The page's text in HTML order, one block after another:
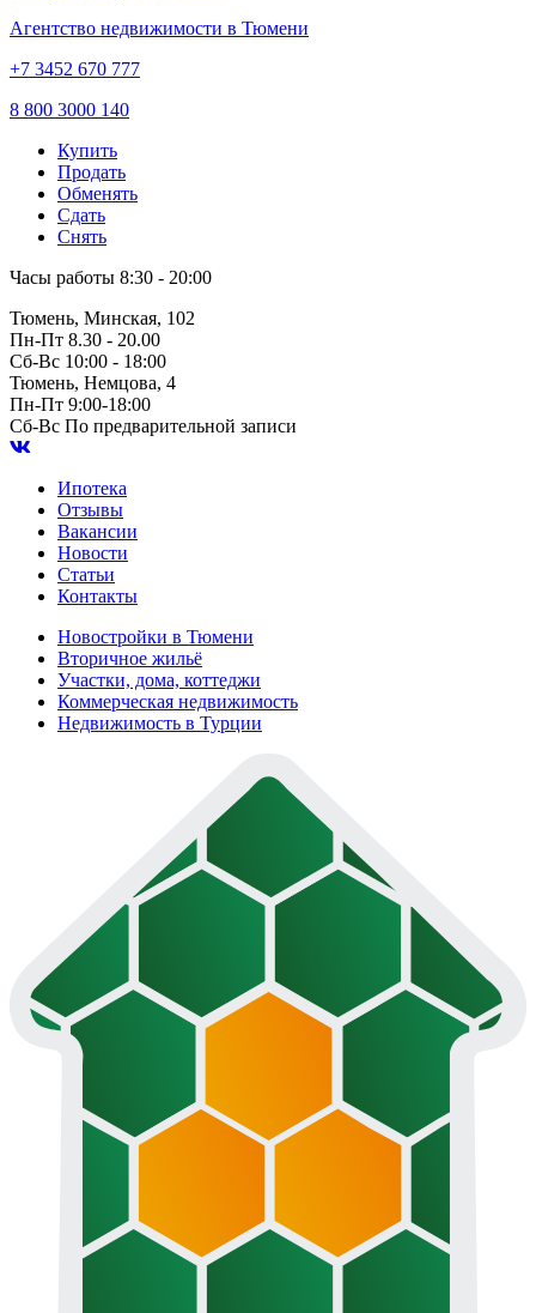
Агентство недвижимости в Тюмени
+7 3452 670 777
8 800 3000 140
Купить
Продать
Обменять
Сдать
Снять
Часы работы 8:30 - 20:00
Тюмень, Минская, 102
Пн-Пт 8.30 - 20.00
Сб-Вс 10:00 - 18:00
Тюмень, Немцова, 4
Пн-Пт 9:00-18:00
Сб-Вс По предварительной записи
Ипотека
Отзывы
Вакансии
Новости
Статьи
Контакты
Новостройки в Тюмени
Вторичное жильё
Участки, дома, коттеджи
Коммерческая недвижимость
Недвижимость в Турции